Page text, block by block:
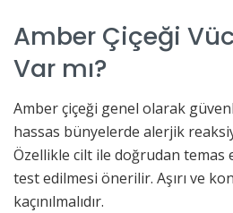
Amber Çiçeği
Var mı?
Amber çiçeği genel olarak
hassas bünyelerde alerjik
Özellikle cilt ile doğrudan temas
test edilmesi önerilir. Aşırı ve
kaçınılmalıdır.